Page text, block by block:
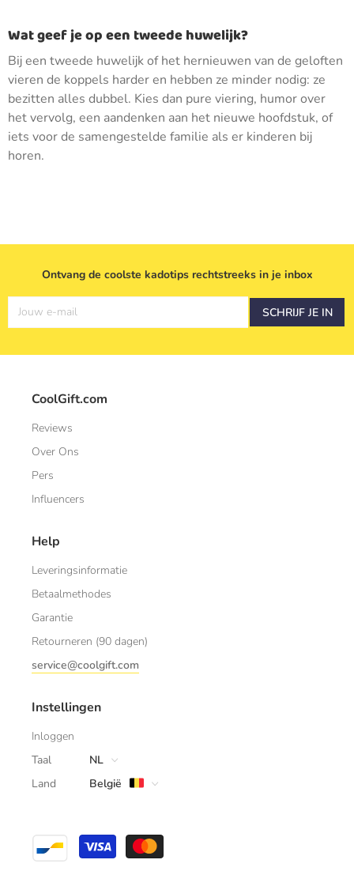
Wat geef je op een tweede huwelijk?
Bij een tweede huwelijk of het hernieuwen van de geloften
vieren de koppels harder en hebben ze minder nodig: ze
bezitten alles dubbel. Kies dan pure viering, humor over
het vervolg, een aandenken aan het nieuwe hoofdstuk, of
iets voor de samengestelde familie als er kinderen bij
horen.
Ontvang de coolste kadotips rechtstreeks in je inbox
Jouw e-mail SCHRIJF JE IN
CoolGift.com
Reviews
Over Ons
Pers
Influencers
Help
Leveringsinformatie
Betaalmethodes
Garantie
Retourneren (90 dagen)
service@coolgift.com
Instellingen
Inloggen
Taal
NL
Land
België